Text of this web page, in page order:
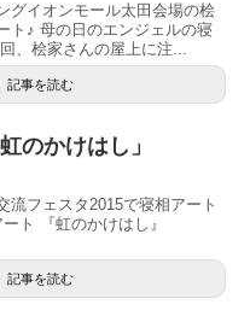
グイオンモール太田会場の桧
ト♪ 母の日のエンジェルの寝
、桧家さんの屋上に注...
記事を読む
のかけはし」
流フェスタ2015で寝相アート
ート 『虹のかけはし』
記事を読む